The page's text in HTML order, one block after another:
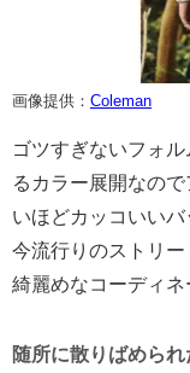
画像提供： Coleman
ゴツすぎないフォ
るカラー展開なの
いほどカッコいいバ
今流行りのストリー
綺麗めなコーディネ
随所に散りばめられ